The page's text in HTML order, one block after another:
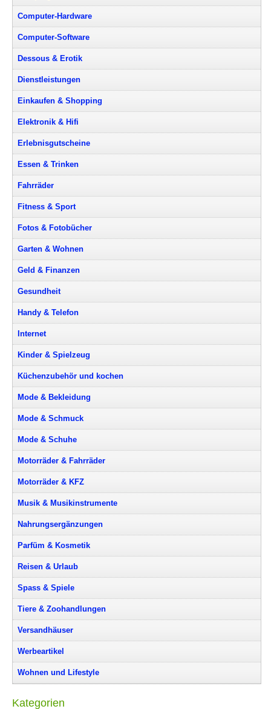
Computer-Hardware
Computer-Software
Dessous & Erotik
Dienstleistungen
Einkaufen & Shopping
Elektronik & Hifi
Erlebnisgutscheine
Essen & Trinken
Fahrräder
Fitness & Sport
Fotos & Fotobücher
Garten & Wohnen
Geld & Finanzen
Gesundheit
Handy & Telefon
Internet
Kinder & Spielzeug
Küchenzubehör und kochen
Mode & Bekleidung
Mode & Schmuck
Mode & Schuhe
Motorräder & Fahrräder
Motorräder & KFZ
Musik & Musikinstrumente
Nahrungsergänzungen
Parfüm & Kosmetik
Reisen & Urlaub
Spass & Spiele
Tiere & Zoohandlungen
Versandhäuser
Werbeartikel
Wohnen und Lifestyle
Kategorien